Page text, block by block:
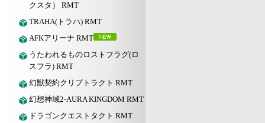
クスタ） RMT
TRAHA(トラハ) RMT
AFKアリーナ RMT
うたわれるものロストフラグ(ロ
スフラ) RMT
幻獣契約クリプトラクト RMT
幻想神域2-AURA KINGDOM RMT
ドラゴンクエストタクト RMT